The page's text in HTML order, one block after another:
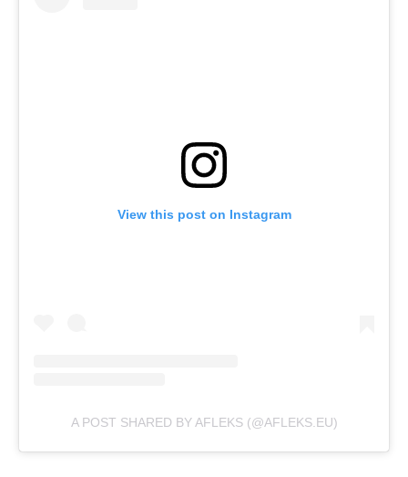
View this post on Instagram
A POST SHARED BY AFLEKS (@AFLEKS.EU)